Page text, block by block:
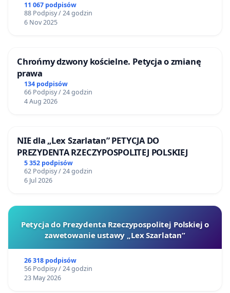
11 067 podpisów
88 Podpisy / 24 godzin
6 Nov 2025
Chrońmy dzwony kościelne. Petycja o zmianę
prawa
134 podpisów
66 Podpisy / 24 godzin
4 Aug 2026
NIE dla „Lex Szarlatan” PETYCJA DO
PREZYDENTA RZECZYPOSPOLITEJ POLSKIEJ
5 352 podpisów
62 Podpisy / 24 godzin
6 Jul 2026
Petycja do Prezydenta Rzeczypospolitej Polskiej o
zawetowanie ustawy „Lex Szarlatan”
26 318 podpisów
56 Podpisy / 24 godzin
23 May 2026